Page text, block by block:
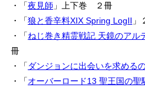
・「夜見師 」上下巻 ２冊
・「狼と香辛料XIX Spring LogII
・「ねじ巻き精霊戦記 天鏡のアル
冊
・「 ダンジョンに出会いを求める
・「オーバーロード13 聖王国の聖